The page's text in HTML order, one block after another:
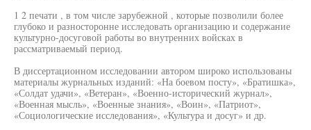
1 2 печати , в том числе зарубежной , которые позволили более
глубоко и разносторонне исследовать организацию и содержание
культурно-досуговой работы во внутренних войсках в
рассматриваемый период.
В диссертационном исследовании автором широко использованы
материалы журнальных изданий: «На боевом посту», «Братишка»,
«Солдат удачи», «Ветеран», «Военно-исторический журнал»,
«Военная мысль», «Военные знания», «Воин», «Патриот»,
«Социологические исследования», «Культура и досуг» и др.